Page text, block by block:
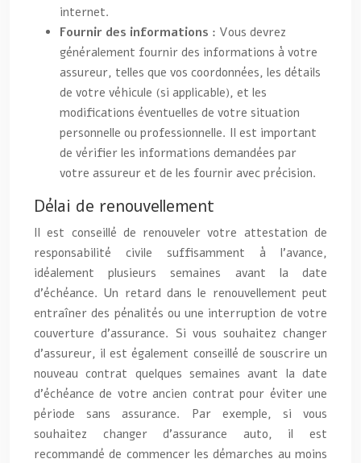
internet.
Fournir des informations : Vous devrez
généralement fournir des informations à votre
assureur, telles que vos coordonnées, les détails
de votre véhicule (si applicable), et les
modifications éventuelles de votre situation
personnelle ou professionnelle. Il est important
de vérifier les informations demandées par
votre assureur et de les fournir avec précision.
Délai de renouvellement
Il est conseillé de renouveler votre attestation de
responsabilité civile suffisamment à l’avance,
idéalement plusieurs semaines avant la date
d’échéance. Un retard dans le renouvellement peut
entraîner des pénalités ou une interruption de votre
couverture d’assurance. Si vous souhaitez changer
d’assureur, il est également conseillé de souscrire un
nouveau contrat quelques semaines avant la date
d’échéance de votre ancien contrat pour éviter une
période sans assurance. Par exemple, si vous
souhaitez changer d’assurance auto, il est
recommandé de commencer les démarches au moins